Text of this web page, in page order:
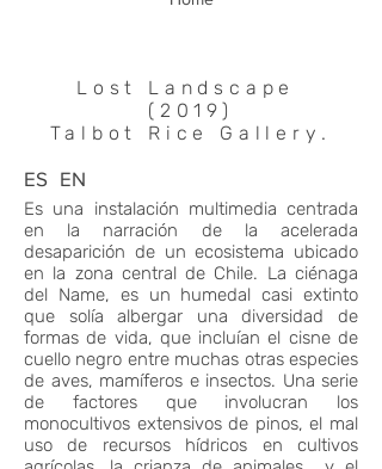
Lost Landscape
(2019)
Talbot Rice Gallery.
Es una instalación multimedia centrada
en la narración de la acelerada
desaparición de un ecosistema ubicado
en la zona central de Chile. La ciénaga
del Name, es un humedal casi extinto
que solía albergar una diversidad de
formas de vida, que incluían el cisne de
cuello negro entre muchas otras especies
de aves, mamíferos e insectos. Una serie
de factores que involucran los
monocultivos extensivos de pinos, el mal
uso de recursos hídricos en cultivos
ES EN